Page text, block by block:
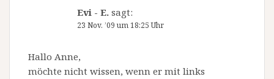
Evi - E. sagt:
23 Nov. ’09 um 18:25 Uhr
Hallo Anne,
möchte nicht wissen, wenn er mit links